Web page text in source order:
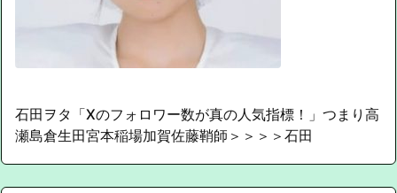
石田ヲタ「Xのフォロワー数が真の人気指標！」つまり高
瀬島倉生田宮本稲場加賀佐藤鞘師＞＞＞＞石田